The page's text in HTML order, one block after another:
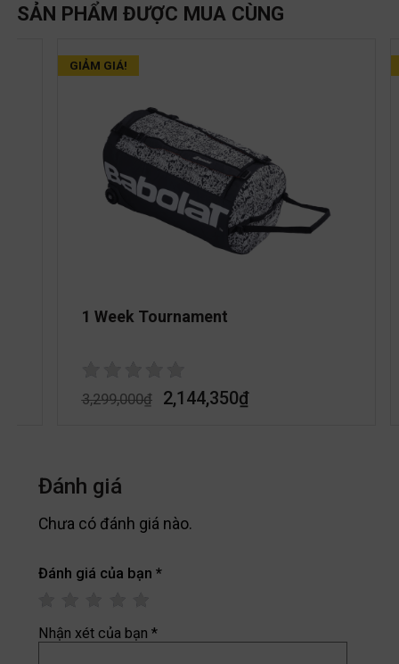
SẢN PHẨM ĐƯỢC MUA CÙNG
GIẢM GIÁ!
1 Week Tournament
3,299,000₫ 2,144,350₫
Đánh giá
Chưa có đánh giá nào.
Đánh giá của bạn *
Nhận xét của bạn *